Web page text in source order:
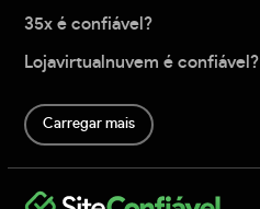
35x é confiável?
Lojavirtualnuvem é confiável?
Carregar mais